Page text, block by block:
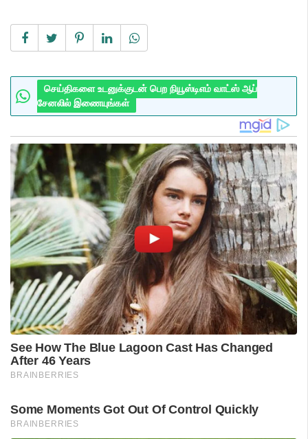
செய்திகளை உடனுக்குடன் பெற நியூஸ்டிஎம் வாட்ஸ் ஆப்
சேனலில் இணையுங்கள்